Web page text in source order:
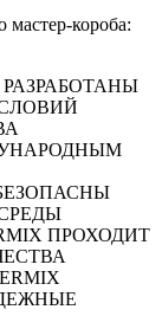
мастер-короба:
РАЗРАБОТАНЫ
БЕЗОПАСНЫ
ПРОХОДИТ